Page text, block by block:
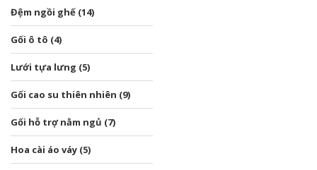
Đệm ngồi ghế (14)
Gối ô tô (4)
Lưới tựa lưng (5)
Gối cao su thiên nhiên (9)
Gối hỗ trợ nằm ngủ (7)
Hoa cài áo váy (5)